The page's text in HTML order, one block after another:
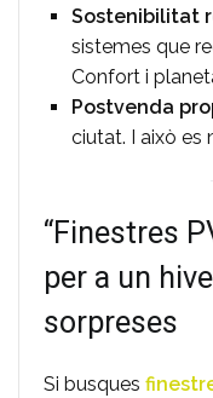
Sostenibilitat
sistemes que
Confort i
Postvenda
ciutat. I això es
“Finestres
per a un
sorpreses
Si busques